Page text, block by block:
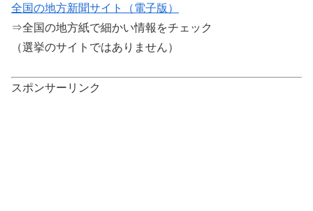
全国の地方新聞サイト（電子版）
⇒全国の地方紙で細かい情報をチェック
（選挙のサイトではありません）
スポンサーリンク